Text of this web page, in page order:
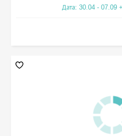
Дата: 30.04 - 07.09